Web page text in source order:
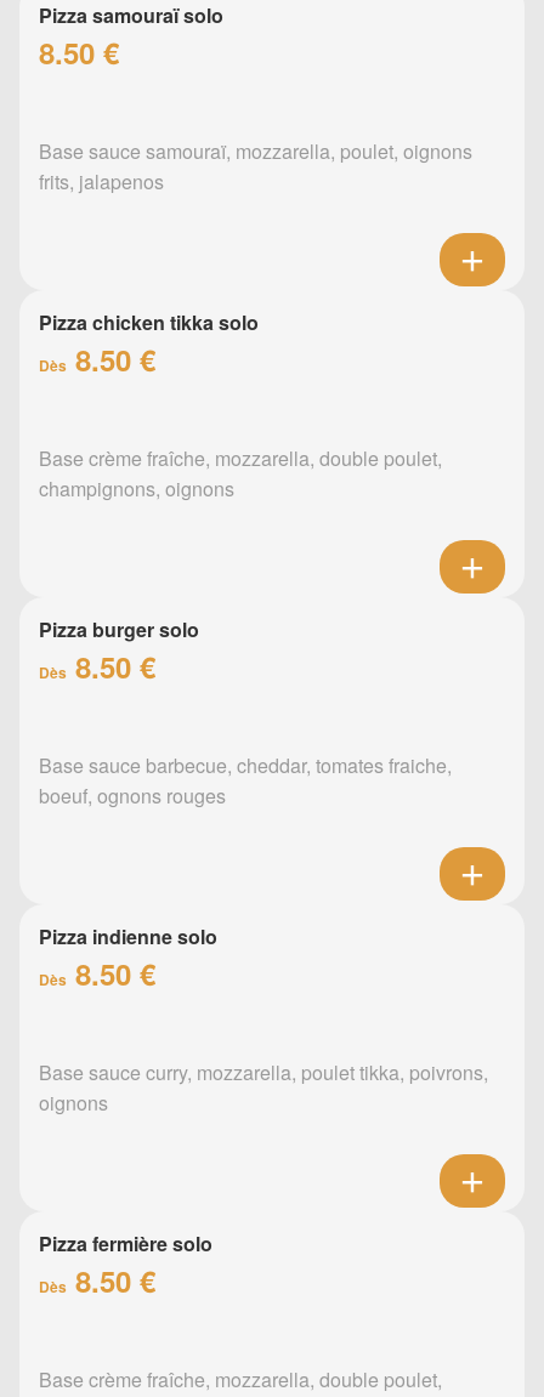
Pizza samouraï solo
8.50 €
Base sauce samouraï, mozzarella, poulet, oignons
frits, jalapenos
Pizza chicken tikka solo
Dès 8.50 €
Base crème fraîche, mozzarella, double poulet,
champignons, oignons
Pizza burger solo
Dès 8.50 €
Base sauce barbecue, cheddar, tomates fraiche,
boeuf, ognons rouges
Pizza indienne solo
Dès 8.50 €
Base sauce curry, mozzarella, poulet tikka, poivrons,
oignons
Pizza fermière solo
Dès 8.50 €
Base crème fraîche, mozzarella, double poulet,